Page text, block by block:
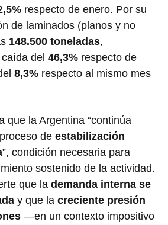
respecto de enero. Por su
de laminados (planos y no
148.500 toneladas,
del 46,3% respecto de
8,3% respecto al mismo mes
que la Argentina “continúa
de estabilización
”, condición necesaria para
sostenido de la actividad.
que la demanda interna se
y que la creciente presión
—en un contexto impositivo